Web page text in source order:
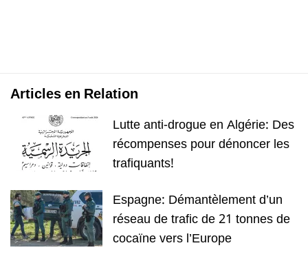
Articles en Relation
Lutte anti-drogue en Algérie: Des
récompenses pour dénoncer les
trafiquants!
Espagne: Démantèlement d’un
réseau de trafic de 21 tonnes de
cocaïne vers l’Europe